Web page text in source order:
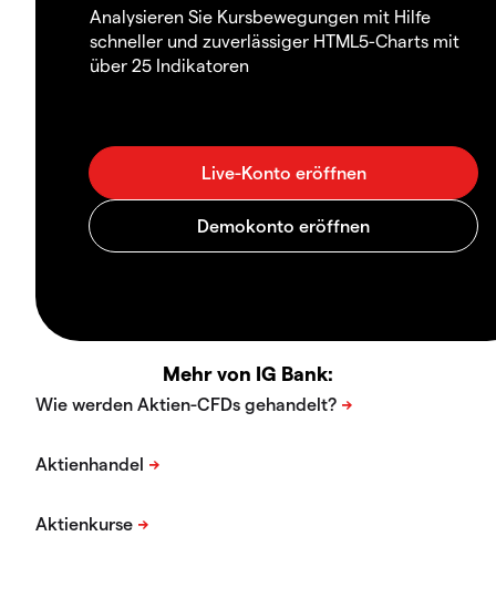
Analysieren Sie Kursbewegungen mit Hilfe
schneller und zuverlässiger HTML5-Charts mit
über 25 Indikatoren
Mehr von IG Bank: